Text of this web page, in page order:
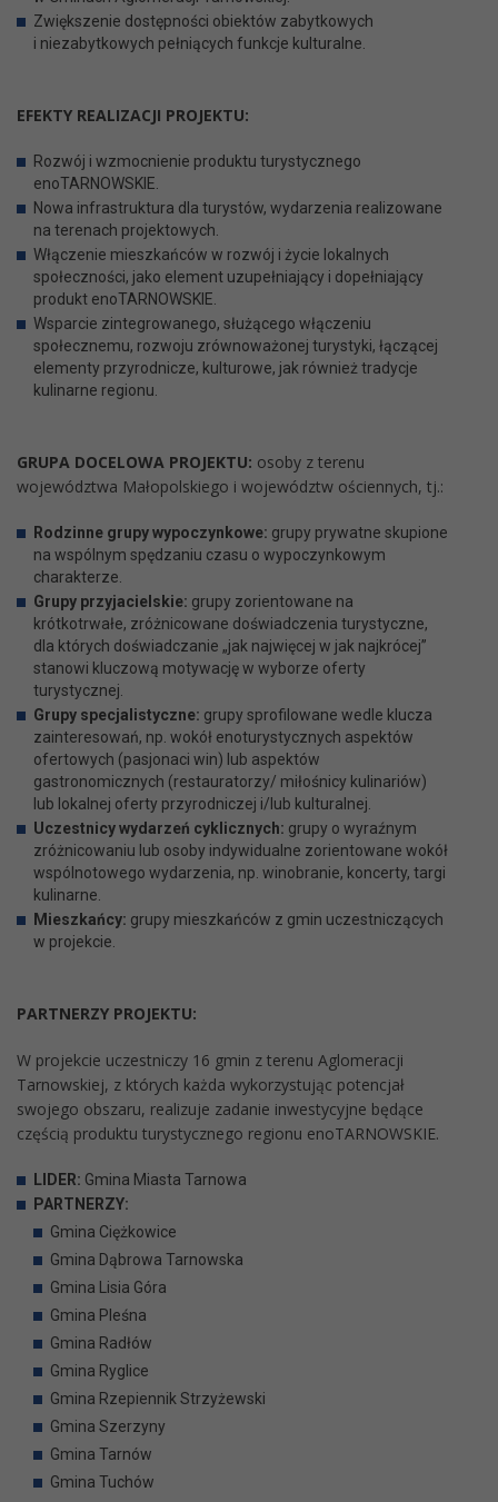
Zwiększenie dostępności obiektów zabytkowych
i niezabytkowych pełniących funkcje kulturalne.
EFEKTY REALIZACJI PROJEKTU:
Rozwój i wzmocnienie produktu turystycznego
enoTARNOWSKIE.
Nowa infrastruktura dla turystów, wydarzenia realizowane
na terenach projektowych.
Włączenie mieszkańców w rozwój i życie lokalnych
społeczności, jako element uzupełniający i dopełniający
produkt enoTARNOWSKIE.
Wsparcie zintegrowanego, służącego włączeniu
społecznemu, rozwoju zrównoważonej turystyki, łączącej
elementy przyrodnicze, kulturowe, jak również tradycje
kulinarne regionu.
GRUPA DOCELOWA PROJEKTU: osoby z terenu
województwa Małopolskiego i województw ościennych, tj.:
Rodzinne grupy wypoczynkowe: grupy prywatne skupione
na wspólnym spędzaniu czasu o wypoczynkowym
charakterze.
Grupy przyjacielskie: grupy zorientowane na
krótkotrwałe, zróżnicowane doświadczenia turystyczne,
dla których doświadczanie „jak najwięcej w jak najkrócej”
stanowi kluczową motywację w wyborze oferty
turystycznej.
Grupy specjalistyczne: grupy sprofilowane wedle klucza
zainteresowań, np. wokół enoturystycznych aspektów
ofertowych (pasjonaci win) lub aspektów
gastronomicznych (restauratorzy/ miłośnicy kulinariów)
lub lokalnej oferty przyrodniczej i/lub kulturalnej.
Uczestnicy wydarzeń cyklicznych: grupy o wyraźnym
zróżnicowaniu lub osoby indywidualne zorientowane wokół
wspólnotowego wydarzenia, np. winobranie, koncerty, targi
kulinarne.
Mieszkańcy: grupy mieszkańców z gmin uczestniczących
w projekcie.
PARTNERZY PROJEKTU:
W projekcie uczestniczy 16 gmin z terenu Aglomeracji
Tarnowskiej, z których każda wykorzystując potencjał
swojego obszaru, realizuje zadanie inwestycyjne będące
częścią produktu turystycznego regionu enoTARNOWSKIE.
LIDER: Gmina Miasta Tarnowa
PARTNERZY:
Gmina Ciężkowice
Gmina Dąbrowa Tarnowska
Gmina Lisia Góra
Gmina Pleśna
Gmina Radłów
Gmina Ryglice
Gmina Rzepiennik Strzyżewski
Gmina Szerzyny
Gmina Tarnów
Gmina Tuchów